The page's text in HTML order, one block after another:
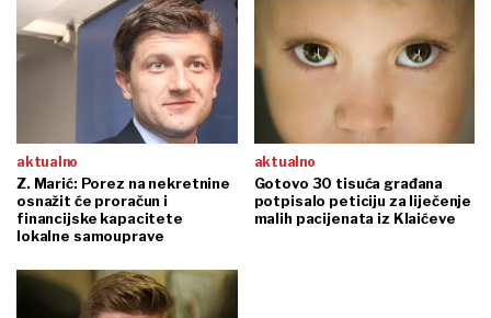
aktualno
Z. Marić: Porez na nekretnine
osnažit će proračun i
financijske kapacitete
lokalne samouprave
aktualno
Gotovo 30 tisuća građana
potpisalo peticiju za liječenje
malih pacijenata iz Klaićeve